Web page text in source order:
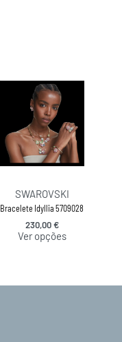
SWAROVSKI
Bracelete Idyllia 5709028
230,00€
Ver opções